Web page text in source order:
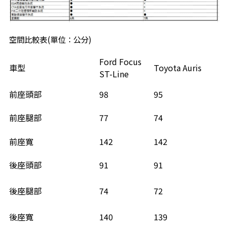
空間比較表(單位：公分)
車型
Ford Focus
ST-Line
Toyota Auris
前座頭部 98
95
前座腿部
77
74
前座寬
142
142
後座頭部
91 91
後座腿部 74 72
後座寬 140
139